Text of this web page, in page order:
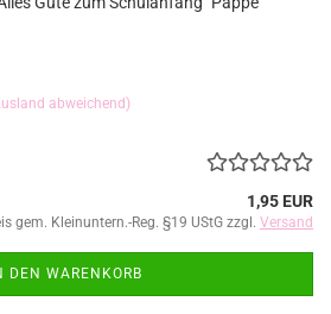
abweichend)
1,95 EUR
gem. Kleinuntern.-Reg. §19 UStG zzgl. Versand
DEN WARENKORB